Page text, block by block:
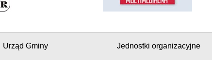
Urząd Gminy Jednostki organizacyjne